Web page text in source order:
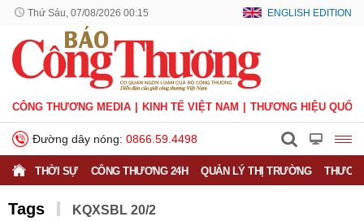
Thứ Sáu, 07/08/2026 00:15 ENGLISH EDITION
CÔNG THƯƠNG MEDIA KINH TẾ VIỆT NAM THƯƠNG HIỆU QUỐC
Đường dây nóng: 0866.59.4498
THỜI SỰ CÔNG THƯƠNG 24H QUẢN LÝ THỊ TRƯỜNG
Tags KQXSBL 20/2